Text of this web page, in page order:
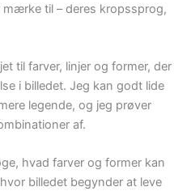
til – deres kropssprog,
til farver, linjer og former, der
i billedet. Jeg kan godt lide
legende, og jeg prøver
af.
hvad farver og former kan
billedet begynder at leve